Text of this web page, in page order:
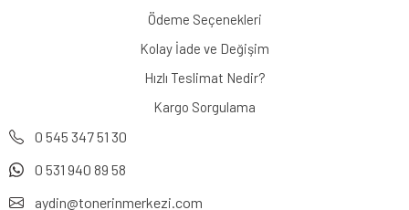
Ödeme Seçenekleri
Kolay İade ve Değişim
Hızlı Teslimat Nedir?
Kargo Sorgulama
0 545 347 51 30
0 531 940 89 58
aydin@tonerinmerkezi.com